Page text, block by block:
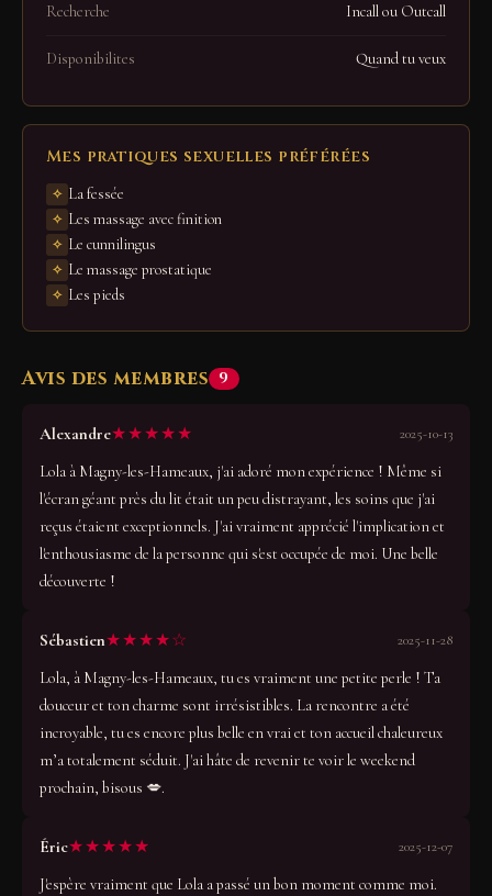
Recherche Incall ou Outcall
Disponibilites Quand tu veux
Mes pratiques sexuelles préférées
La fessée
Les massage avec finition
Le cunnilingus
Le massage prostatique
Les pieds
Avis des membres 9
Alexandre★★★★★ 2025-10-13
Lola à Magny-les-Hameaux, j'ai adoré mon expérience ! Même si
l'écran géant près du lit était un peu distrayant, les soins que j'ai
reçus étaient exceptionnels. J'ai vraiment apprécié l'implication et
l'enthousiasme de la personne qui s'est occupée de moi. Une belle
découverte !
Sébastien★★★★☆ 2025-11-28
Lola, à Magny-les-Hameaux, tu es vraiment une petite perle ! Ta
douceur et ton charme sont irrésistibles. La rencontre a été
incroyable, tu es encore plus belle en vrai et ton accueil chaleureux
m’a totalement séduit. J'ai hâte de revenir te voir le weekend
prochain, bisous 💋.
Éric★★★★★ 2025-12-07
J'espère vraiment que Lola a passé un bon moment comme moi.